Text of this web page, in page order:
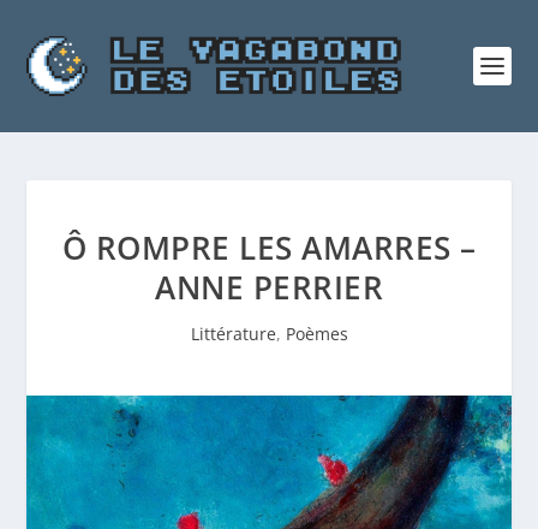
Ô ROMPRE LES AMARRES –
ANNE PERRIER
Littérature, Poèmes